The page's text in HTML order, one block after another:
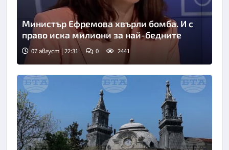
Министър Ефремова хвърли бомба. И с
право иска милиони за най-бедните
07 август | 22:31 0 2441